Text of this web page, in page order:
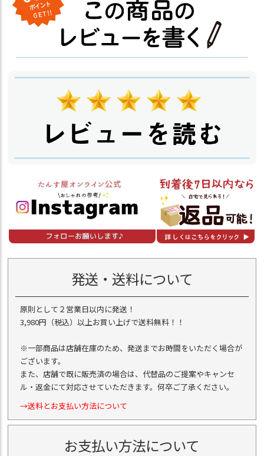
発送・送料について
原則として２営業日以内に発送！
3,980円（税込）以上お買い上げで送料無料！！
※一部商品は店舗在庫のため、発送までお時間をいただく場合が
ございます。
また、店舗で既に販売済の場合は、代替品のご提案やキャンセ
ル・返金にて対応させていただきます。何卒ご了承ください。
→送料とお支払い方法について
お支払い方法について